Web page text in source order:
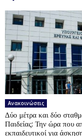
Ανακοινώσεις
Δύο μέτρα και δύο
Παιδείας: Την ώρα που
εκπαιδευτικοί για